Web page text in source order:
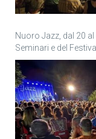
Nuoro Jazz, dal 20
Seminari e del